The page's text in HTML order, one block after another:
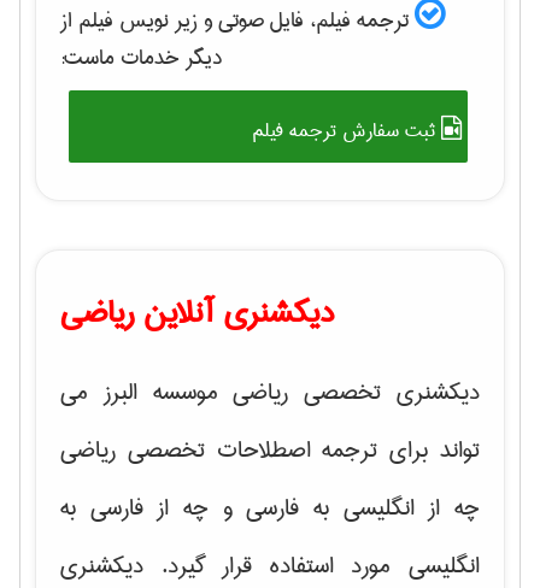
ترجمه فیلم، فایل صوتی و زیر نویس فیلم از
دیگر خدمات ماست:
ثبت سفارش ترجمه فیلم
دیکشنری آنلاین ریاضی
دیکشنری تخصصی ریاضی موسسه البرز می
تواند برای ترجمه اصطلاحات تخصصی ریاضی
چه از انگلیسی به فارسی و چه از فارسی به
انگلیسی مورد استفاده قرار گیرد. دیکشنری